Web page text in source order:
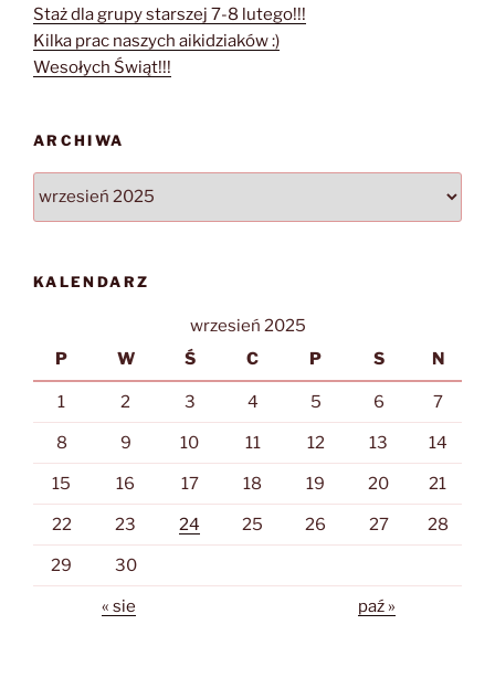
Staż dla grupy starszej 7-8 lutego!!!
Kilka prac naszych aikidziaków :)
Wesołych Świąt!!!
ARCHIWA
KALENDARZ
wrzesień 2025
P
W Ś C P S N
1 2 3 4 5 6 7
8 9 10 11 12 13 14
15 16 17 18 19 20 21
22 23 24 25 26 27 28
29 30
« sie paź »